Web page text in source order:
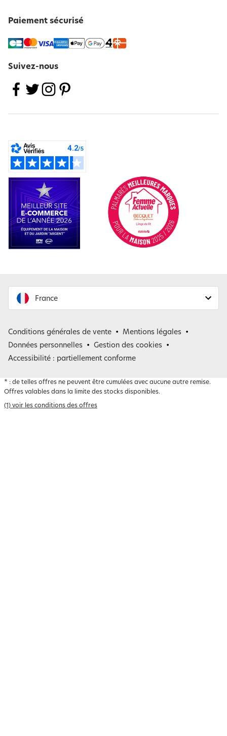
Paiement sécurisé
Suivez-nous
France
Belgique
Conditions générales de vente
Mentions légales
Données personnelles
Gestion des cookies
Accessibilité : partiellement conforme
* : de telles offres ne peuvent être cumulées avec aucune autre remise.
Offres valables dans la limite des stocks disponibles.
(1) voir les conditions des offres